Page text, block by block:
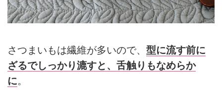
さつまいもは繊維が多いので、 型に流す前に
ざるでしっかり漉すと、舌触りもなめらか
に。